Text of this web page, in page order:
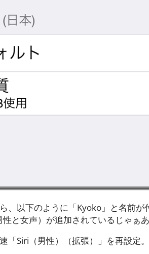
、以下のように「Kyoko」と名前が
性と女声）が追加されているじゃぁ
「Siri（男性）（拡張）」を再設定